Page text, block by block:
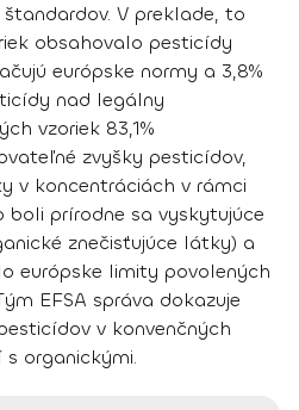
V preklade, to
obsahovalo pesticídy
európske normy a 3,8%
nad legálny
vzoriek 83,1%
zvyšky pesticídov,
v koncentráciách v rámci
prírodne sa vyskytujúce
znečisťujúce látky) a
európske limity povolených
EFSA správa dokazuje
v konvenčných
organickými.